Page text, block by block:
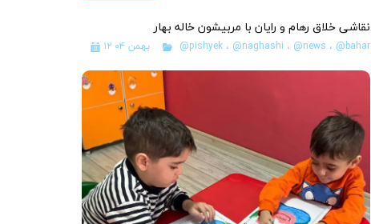
نقاشی خلاق رهام و رایان با مربیشون خاله بهار
۱۲ بهمن ۰۴ @pishyek، @naghashi ، @news ، @bahar